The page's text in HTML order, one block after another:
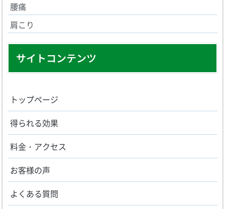
腰痛
肩こり
サイトコンテンツ
トップページ
得られる効果
料金・アクセス
お客様の声
よくある質問